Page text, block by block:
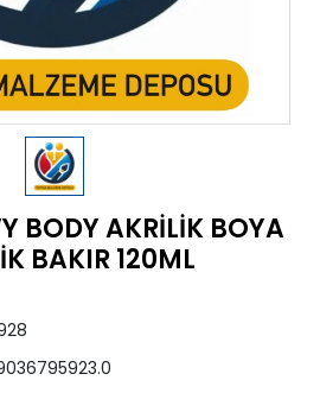
BODY AKRİLİK BOYA
BAKIR 120ML